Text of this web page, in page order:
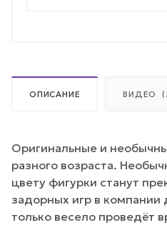
ОПИСАНИЕ ВИДЕО
Оригинальные и
разного возраста.
цвету фигурки станут
задорных игр в компании
только весело проведёт